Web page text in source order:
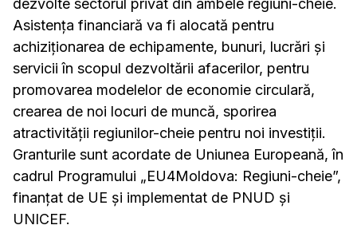
dezvolte sectorul privat din ambele regiuni-cheie.
Asistența financiară va fi alocată pentru
achiziționarea de echipamente, bunuri, lucrări și
servicii în scopul dezvoltării afacerilor, pentru
promovarea modelelor de economie circulară,
crearea de noi locuri de muncă, sporirea
atractivității regiunilor-cheie pentru noi investiții.
Granturile sunt acordate de Uniunea Europeană, în
cadrul Programului „EU4Moldova: Regiuni-cheie”,
finanțat de UE și implementat de PNUD și
UNICEF.